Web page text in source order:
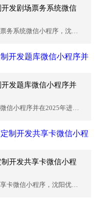
发剧场票务系统微信
务系统微信小程序，沈阳
发题库微信小程序并
信小程序并在2025年进行
开发共享卡微信小程
卡微信小程序，沈阳优创